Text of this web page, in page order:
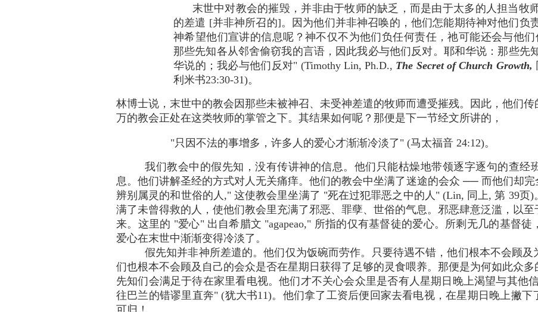
末世中对教会的摧毁，并非由于牧师的缺乏，而是由于太多的人担当牧
的差遣 [并非神所召的]。因为他们并非神召唤的，他们怎能期待神对他们负
神希望他们宣讲的信息呢？神不仅不为他们负任何责任，祂可能还会与他们
那些先知各从邻舍偷窃我的言语，因此我必与他们反对。耶和华说：那些先
华说的；我必与他们反对" (Timothy Lin, Ph.D., The Secret of Church Growth,
利米书23:30-31)。
林博士说，末世中的教会因那些未被神召、未受神差遣的牧师而遭受摧残。因此，他们
万的教会正处在这类牧师的掌管之下。其结果如何呢？那便是下一节经文所讲的，
"只因不法的事增多，许多人的爱心才渐渐冷淡了" (马太福音 24:12)。
我们教会中的假先知，没有传讲神的信息。他们只能枯燥地带领逐字逐句的查经
息。他们讲解圣经的方式对人无关痛痒。他们的教会中坐满了迷途的会众 ── 而他们却
辨别属灵的和世俗的人," 这使教会里坐满了 "死在过犯罪恶之中的人" (Lin, 同上, 第 39页
满了未曾得救的人，使他们教会里充满了邪恶、罪孽、世俗的气息。邪恶肆意泛滥，以
来。这里的 "爱心" 出自希腊文 "agapeao," 所指的仅有基督徒的爱心。所剩无几的基督
爱心在末世中渐渐变得冷淡了。
假先知并非神所差遣的。他们仅为饭碗而劳作。只要待遇不错，他们根本不会顾
们也根本不会顾及自己的会众是否在星期日获得了足够的灵食喂养。那便是为何如此众
先知们会满足于待在家里看电视。他们才不关心会众里是否有人星期日晚上渴望与其他
往巴兰的错谬里直奔" (犹大书11)。他们拿了工资后便回家去看电视，在星期日晚上撇下
可归！